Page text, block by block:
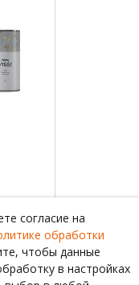
согласие на
обработки
чтобы данные
в настройках